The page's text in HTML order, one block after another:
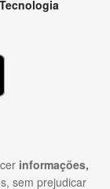
Tecnologia
informações,
sem prejudicar